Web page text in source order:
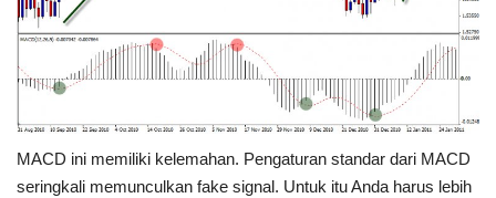
MACD ini memiliki kelemahan. Pengaturan standar dari MACD
seringkali memunculkan fake signal. Untuk itu Anda harus lebih